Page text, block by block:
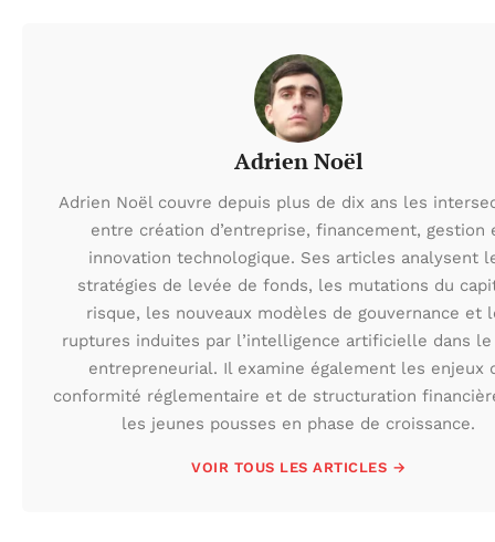
Adrien Noël
Adrien Noël couvre depuis plus de dix ans les
entre création d’entreprise, financement, gestion
innovation technologique. Ses articles analysent
stratégies de levée de fonds, les mutations du
risque, les nouveaux modèles de gouvernance et
ruptures induites par l’intelligence artificielle dans
entrepreneurial. Il examine également les enjeux
conformité réglementaire et de structuration
les jeunes pousses en phase de croissance.
VOIR TOUS LES ARTICLES →